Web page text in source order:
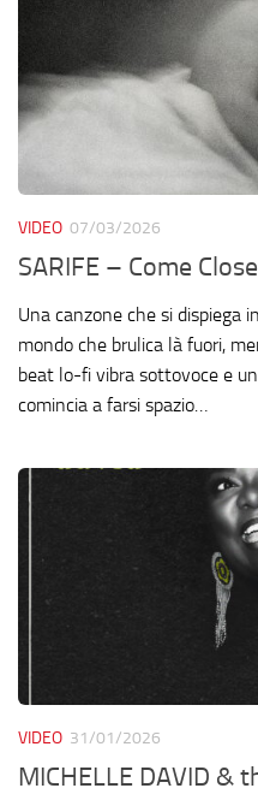
VIDEO 07/03/2026
SARIFE – Come
Una canzone che si dispiega
mondo che brulica là fuori,
beat lo-fi vibra sottovoce e
comincia a farsi spazio…
VIDEO 31/01/2026
MICHELLE DAVID &